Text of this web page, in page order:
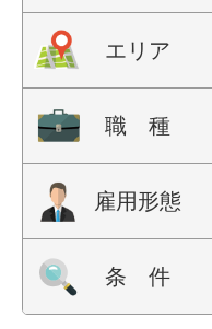
エリア
職 種
雇用形態
条 件